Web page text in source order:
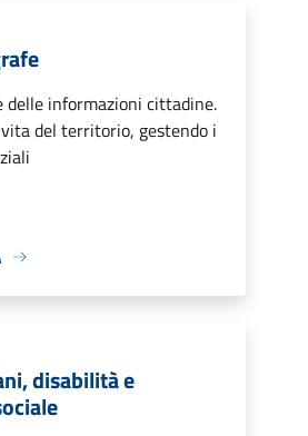
delle informazioni cittadine.
del territorio, gestendo i
disabilità e